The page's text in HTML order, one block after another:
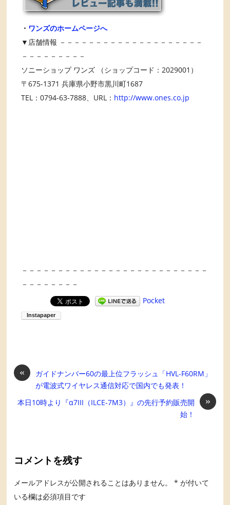
・ ワンズのホームページへ
▼店舗情報 －－－－－－－－－－－－－－－－－－－－
－－－－－－－－－
ソニーショップ ワンズ （ショップコード：2029001）
〒675-1371 兵庫県小野市黒川町1687
TEL：0794-63-7888、URL： http://www.ones.co.jp
－－－－－－－－－－－－－－－－－－－－－－－－－－
－－－－－－－－
Pocket
«
ガイドナンバー60の最上位フラッシュ「HVL-F60RM」
が電波式ワイヤレス通信対応で国内でも発表！
»
本日10時より『α7III（ILCE-7M3）』の先行予約販売開
始！
コメントを残す
メールアドレスが公開されることはありません。 * が付いて
いる欄は必須項目です